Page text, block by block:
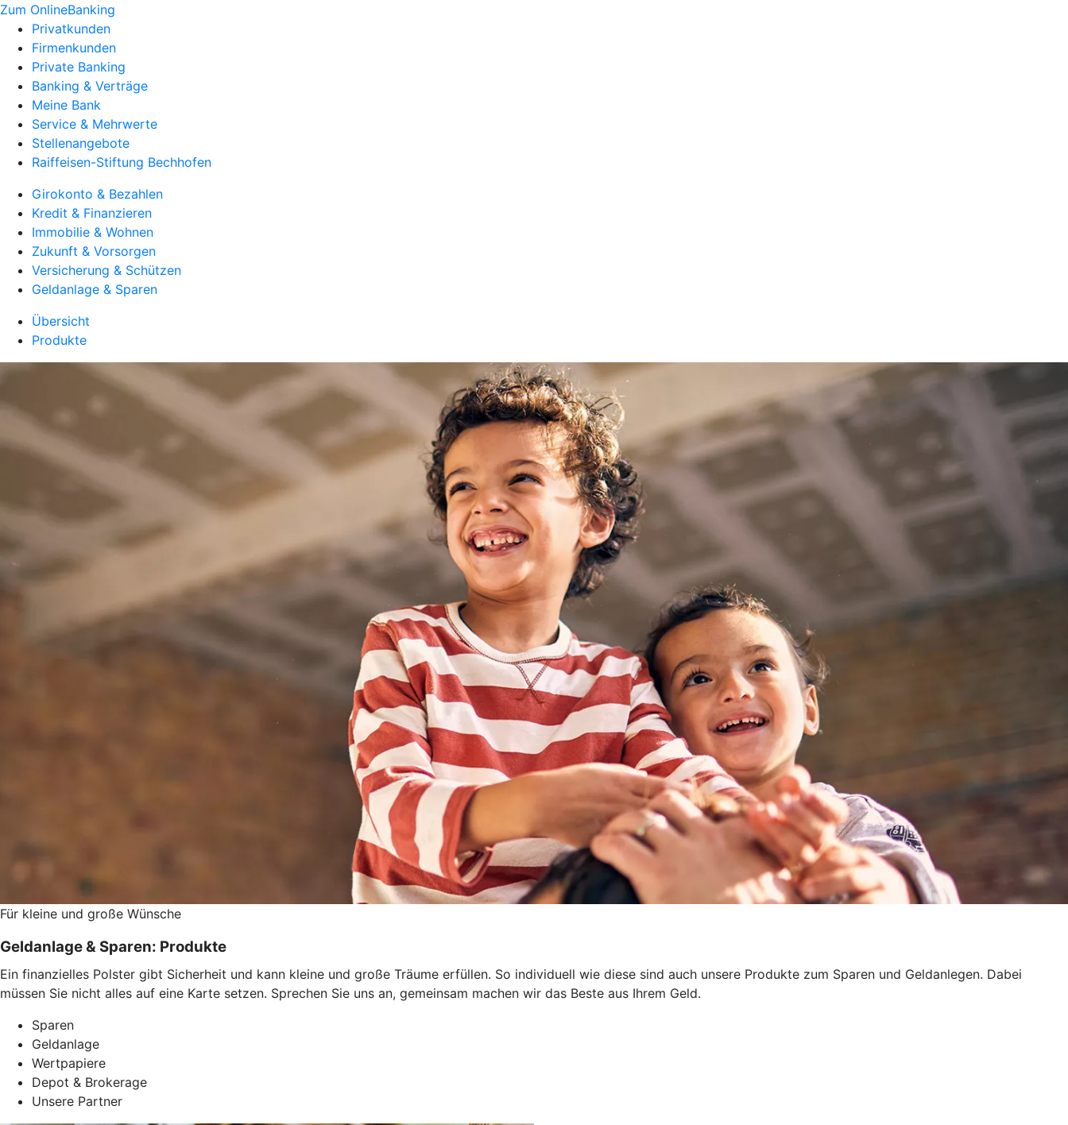
Zum OnlineBanking
Privatkunden
Firmenkunden
Private Banking
Banking & Verträge
Meine Bank
Service & Mehrwerte
Stellenangebote
Raiffeisen-Stiftung Bechhofen
Girokonto & Bezahlen
Kredit & Finanzieren
Immobilie & Wohnen
Zukunft & Vorsorgen
Versicherung & Schützen
Geldanlage & Sparen
Übersicht
Produkte
Für kleine und große Wünsche
Geldanlage & Sparen: Produkte
Ein finanzielles Polster gibt Sicherheit und kann kleine und große Träume erfüllen. So individuell wie diese sind auch unsere Produkte zum Sparen und Geldanlegen. Dabei
müssen Sie nicht alles auf eine Karte setzen. Sprechen Sie uns an, gemeinsam machen wir das Beste aus Ihrem Geld.
Sparen
Geldanlage
Wertpapiere
Depot & Brokerage
Unsere Partner